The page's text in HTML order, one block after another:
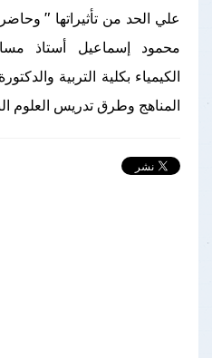
علي الحد من تأثيراتها "
محمود إسماعيل أستاذ
الكيمياء بكلية التربية
المناهج وطرق تدريس العلوم